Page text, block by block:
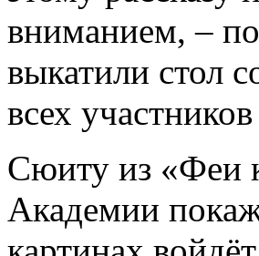
вниманием, ­–
выкатили стол
всех
Сюиту из «Феи
Академии